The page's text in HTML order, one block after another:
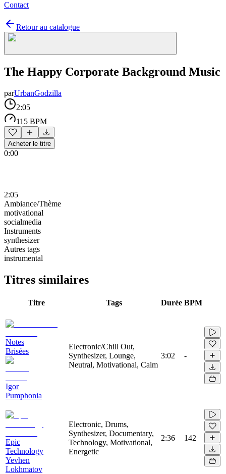
Contact
Retour au catalogue
The Happy Corporate Background Music
parUrbanGodzilla
2:05
115 BPM
Acheter le titre
0:00
2:05
Ambiance/Thème
motivational
socialmedia
Instruments
synthesizer
Autres tags
instrumental
Titres similaires
Titre Tags Durée BPM
Notes
Brisées
Igor
Pumphonia
Electronic/Chill Out,
Synthesizer, Lounge,
Neutral, Motivational, Calm
3:02 -
Epic
Technology
Yevhen
Lokhmatov
Electronic, Drums,
Synthesizer, Documentary,
Technology, Motivational,
Energetic
2:36 142